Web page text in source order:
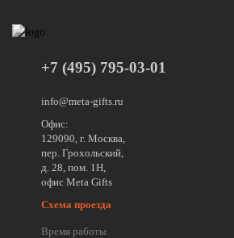
+7 (495) 795-03-01
info@meta-gifts.ru
Офис:
129090, г. Москва,
пер. Грохольский,
д. 28, пом. 1Н,
офис Meta Gifts
Схема проезда
Время работы